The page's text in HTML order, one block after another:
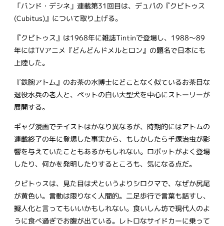
「バンド・デシネ」連載第31回目は、デュパの『クビトゥス
(Cubitus)』について取り上げる。
『クビトゥス』は1968年に雑誌Tintinで登場し、1988～89
年にはTVアニメ『どんどんドメルとロン』の題名で日本にも
上陸した。
『鉄腕アトム』のお茶の水博士にどことなく似ているお茶目な
退役水兵の老人と、ペットの白い大型犬を中心にストーリーが
展開する。
ギャグ漫画でテイストはかなり異なるが、時期的にはアトムの
連載終了の年に登場した事実から、もしかしたら手塚治虫が影
響を与えていたこともあるかもしれない。ロボットがよく登場
したり、何かを発明したりするところも、気になる点だ。
クビトゥスは、見た目は犬というよりシロクマで、なぜか尻尾
が黄色い。言動は限りなく人間的。二足歩行で言葉も話すし、
擬人化と言ってもいいかもしれない。食いしん坊で現代人のよ
うに食べ過ぎでお腹が出ている。レトロなサイドカーに乗って